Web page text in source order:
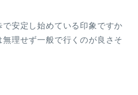
安定し始めている印象ですか
理せず一般で行くのが良さそ